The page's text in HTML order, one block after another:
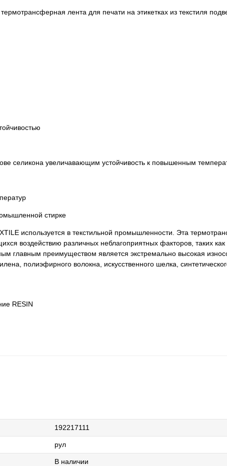
лента для печати на этикетках из текстиля
селикона увеличавающим устойчивость к повышенным
стирке
используется в текстильной промышленности. Эта
воздействию различных неблагоприятных факторов, таких
главным преимуществом является экстремально высокая
полиэфирного волокна, искусственного шелка,
RESIN
192217111
рул
В наличии